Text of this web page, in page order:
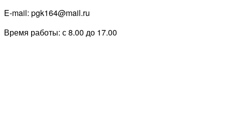
E-mail: pgk164@mail.ru
Время работы: с 8.00 до 17.00